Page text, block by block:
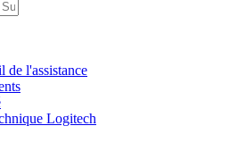
de l'assistance
Logitech